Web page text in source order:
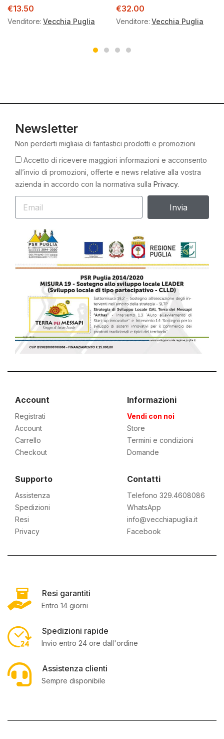
€13.50
Venditore: Vecchia Puglia
€32.00
Venditore: Vecchia Puglia
Newsletter
Non perderti migliaia di fantastici prodotti e promozioni
Accetto di ricevere maggiori informazioni e acconsento
all’invio di promozioni, offerte e news relative alla vostra
azienda in accordo con la normativa sulla Privacy.
Invia
Account
Registrati
Account
Carrello
Checkout
Informazioni
Vendi con noi
Store
Termini e condizioni
Domande
Supporto
Assistenza
Spedizioni
Resi
Privacy
Contatti
Telefono 329.4608086
WhatsApp
info@vecchiapuglia.it
Facebook
Resi garantiti
Entro 14 giorni
Spedizioni rapide
Invio entro 24 ore dall'ordine
Assistenza clienti
Sempre disponibile